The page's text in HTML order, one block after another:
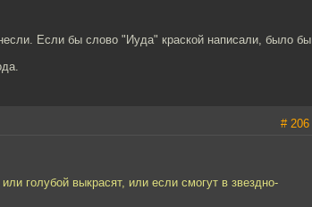
Если бы слово "Иуда" краской написали, было бы
# 206
голубой выкрасят, или если смогут в звездно-